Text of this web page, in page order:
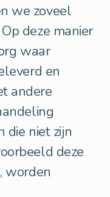
we zoveel
deze manier
waar
en
andere
die niet zijn
deze
worden